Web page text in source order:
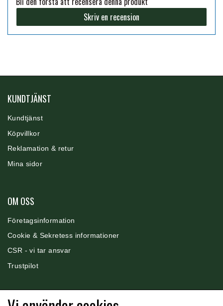
PREMIER EQUINE BENBESKYTTELSE
BESKYTTELSE
PREMIER EQUINE KØLETERAPI
PREMIER EQUINE GROOMING & STALD
JACKS
LEMIEUX
Skriv en recension
KUNDTJÄNST
Kundtjänst
Köpvillkor
Reklamation & retur
Mina sidor
OM OSS
Företagsinformation
Cookie & Sekretess informationer
CSR - vi tar ansvar
Trustpilot